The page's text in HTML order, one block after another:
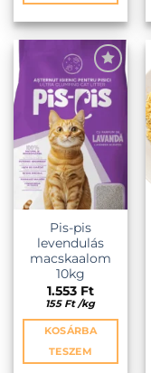
KEDVENCEKHEZ
Pis-pis
levendulás
macskaalom
10kg
1.553 Ft
155 Ft /kg
KOSÁRBA
TESZEM